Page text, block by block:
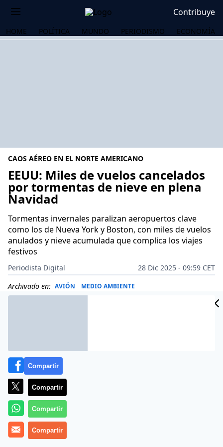
Contribuye
HOME POLÍTICA MUNDO PERIODISMO ECONOMÍA
CAOS AÉREO EN EL NORTE AMERICANO
EEUU: Miles de vuelos cancelados
por tormentas de nieve en plena
Navidad
Tormentas invernales paralizan aeropuertos clave
como los de Nueva York y Boston, con miles de vuelos
anulados y nieve acumulada que complica los viajes
festivos
Periodista Digital
28 Dic 2025 - 09:59 CET
Archivado en: AVIÓN MEDIO AMBIENTE
Compartir
Compartir
Compartir
Compartir